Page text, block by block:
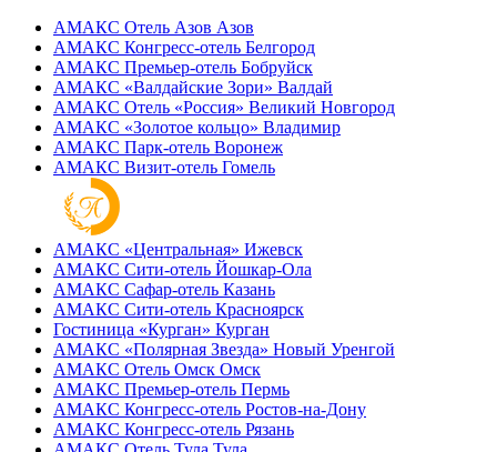
АМАКС Отель ‎Азов Азов
АМАКС Конгресс-отель Белгород
АМАКС Премьер-отель Бобруйск
АМАКС «‎Валдайские Зори» Валдай
АМАКС Отель «‎Россия» Великий Новгород
АМАКС «‎Золотое кольцо» Владимир
АМАКС Парк-отель Воронеж
АМАКС Визит-отель Гомель
АМАКС «‎Центральная» Ижевск
АМАКС Сити-отель Йошкар-Ола
АМАКС Сафар-отель Казань
АМАКС Сити-отель Красноярск
Гостиница «‎Курган» Курган
АМАКС «Полярная Звезда» Новый Уренгой
АМАКС Отель ‎Омск Омск
АМАКС Премьер-отель Пермь
АМАКС Конгресс-отель Ростов-на-Дону
АМАКС Конгресс-отель Рязань